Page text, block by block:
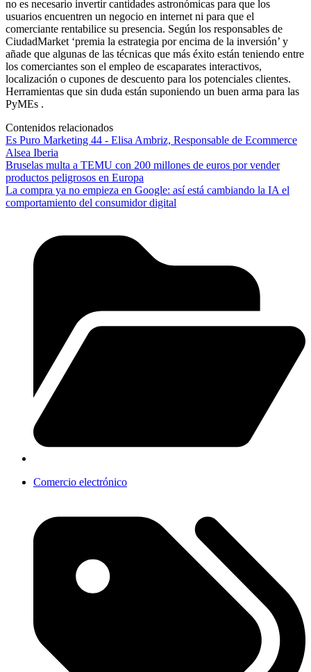
no es necesario invertir cantidades astronómicas para que los
usuarios encuentren un negocio en internet ni para que el
comerciante rentabilice su presencia. Según los responsables de
CiudadMarket ‘premia la estrategia por encima de la inversión’ y
añade que algunas de las técnicas que más éxito están teniendo entre
los comerciantes son el empleo de escaparates interactivos,
localización o cupones de descuento para los potenciales clientes.
Herramientas que sin duda están suponiendo un buen arma para las
PyMEs .
Contenidos relacionados
Es Puro Marketing 44 - Elisa Ambriz, Responsable de Ecommerce
Alsea Iberia
Bruselas multa a TEMU con 200 millones de euros por vender
productos peligrosos en Europa
La compra ya no empieza en Google: así está cambiando la IA el
comportamiento del consumidor digital
Comercio electrónico